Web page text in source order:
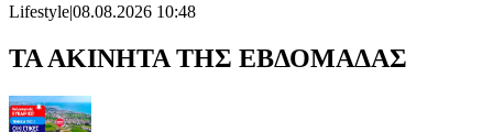
Lifestyle|08.08.2026 10:48
ΤΑ ΑΚΙΝΗΤΑ ΤΗΣ ΕΒΔΟΜΑΔΑΣ